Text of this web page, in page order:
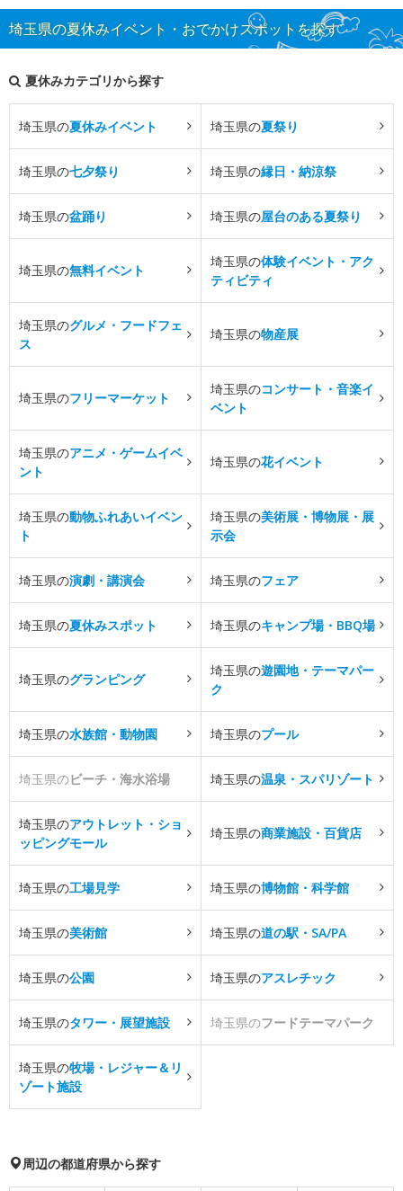
埼玉県の夏休みイベント・おでかけスポットを探す
夏休みカテゴリから探す
埼玉県の夏休みイベント 埼玉県の夏祭り
埼玉県の七夕祭り 埼玉県の縁日・納涼祭
埼玉県の盆踊り 埼玉県の屋台のある夏祭り
埼玉県の無料イベント
埼玉県の体験イベント・アク
ティビティ
埼玉県のグルメ・フードフェ
ス
埼玉県の物産展
埼玉県のフリーマーケット
埼玉県のコンサート・音楽イ
ベント
埼玉県のアニメ・ゲームイベ
ント
埼玉県の花イベント
埼玉県の動物ふれあいイベン
ト
埼玉県の美術展・博物展・展
示会
埼玉県の演劇・講演会 埼玉県のフェア
埼玉県の夏休みスポット 埼玉県のキャンプ場・BBQ場
埼玉県のグランピング
埼玉県の遊園地・テーマパー
ク
埼玉県の水族館・動物園 埼玉県のプール
埼玉県のビーチ・海水浴場 埼玉県の温泉・スパリゾート
埼玉県のアウトレット・ショ
ッピングモール
埼玉県の商業施設・百貨店
埼玉県の工場見学 埼玉県の博物館・科学館
埼玉県の美術館 埼玉県の道の駅・SA/PA
埼玉県の公園 埼玉県のアスレチック
埼玉県のタワー・展望施設 埼玉県のフードテーマパーク
埼玉県の牧場・レジャー＆リ
ゾート施設
周辺の都道府県から探す